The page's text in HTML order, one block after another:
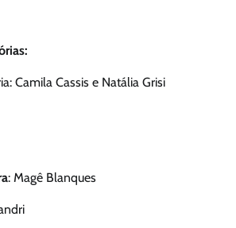
Camila Cassis e Natália Grisi
: Magê Blanques